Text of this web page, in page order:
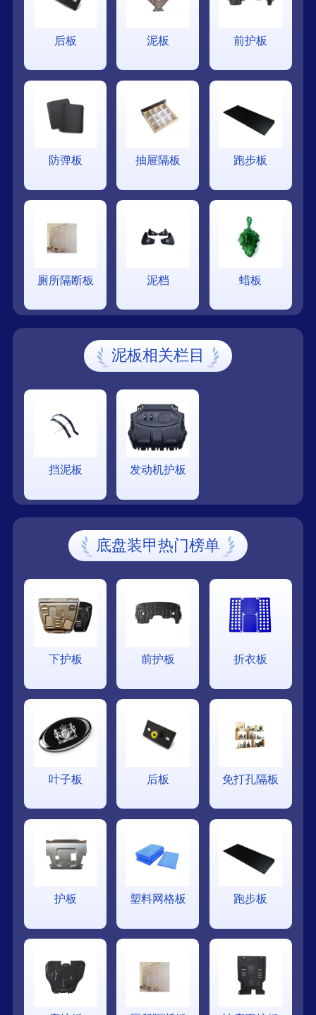
后板 泥板 前护板
防弹板 抽屉隔板 跑步板
厕所隔断板 泥档 蜡板
泥板相关栏目
挡泥板 发动机护板
底盘装甲热门榜单
下护板 前护板 折衣板
叶子板 后板 免打孔隔板
护板 塑料网格板 跑步板